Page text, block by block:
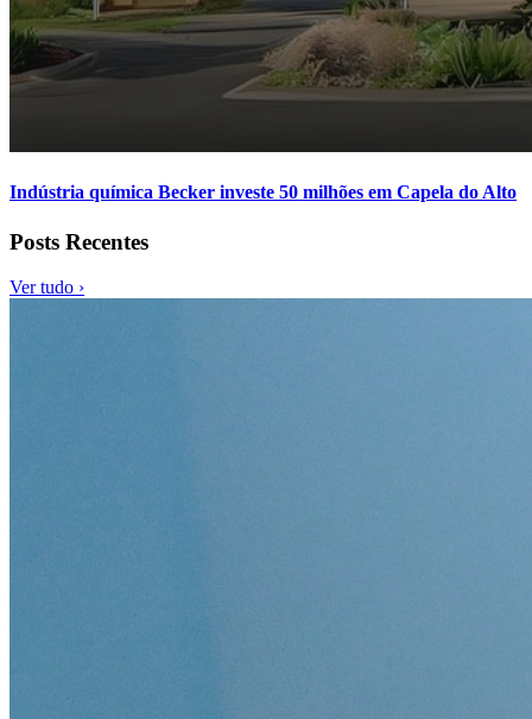
Indústria química Becker investe 50 milhões em Capela do Alto
Posts Recentes
Ver tudo ›